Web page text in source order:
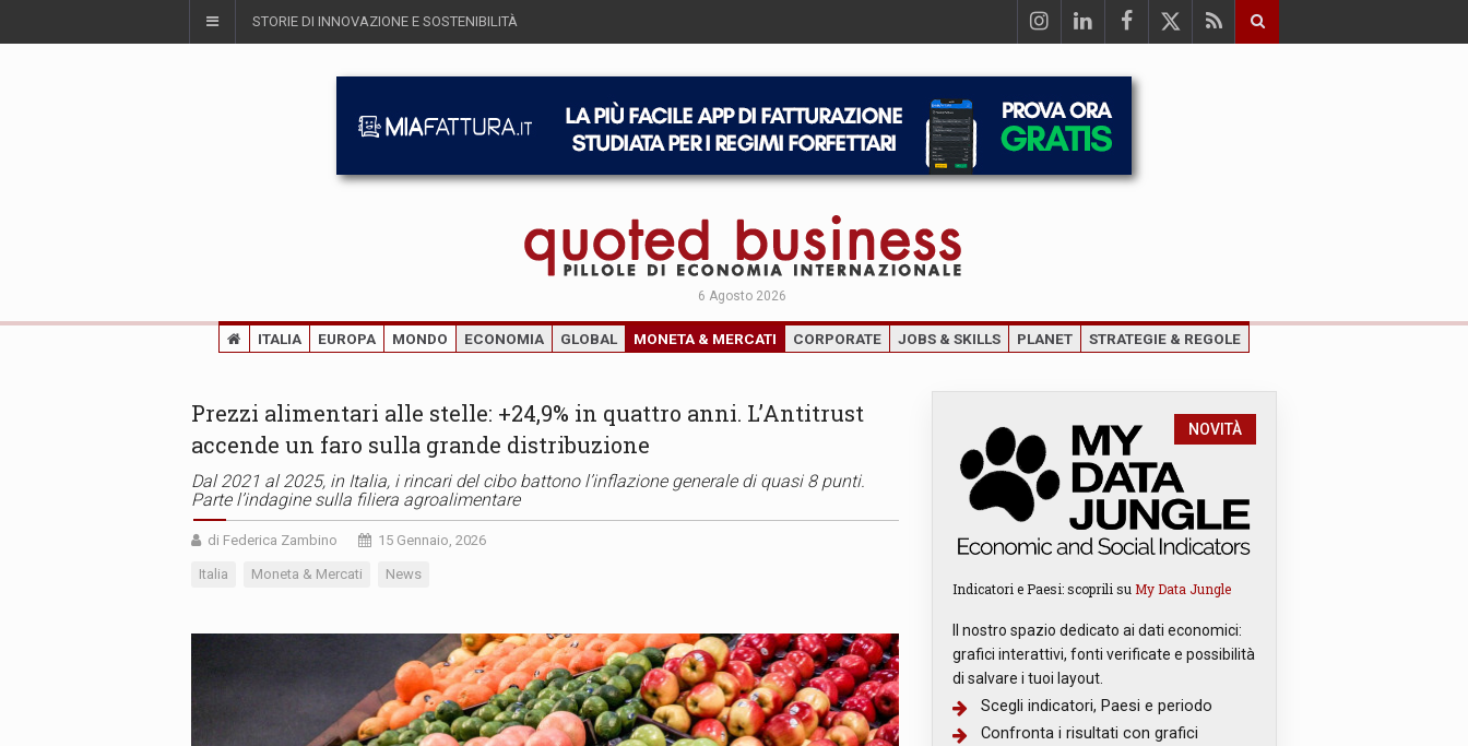
STORIE DI INNOVAZIONE E SOSTENIBILITÀ
6 Agosto 2026
ITALIA EUROPA MONDO ECONOMIA GLOBAL MONETA & MERCATI CORPORATE JOBS & SKILLS PLANET STRATEGIE & REGOLE
Prezzi alimentari alle stelle: +24,9% in quattro anni. L’Antitrust
accende un faro sulla grande distribuzione
Dal 2021 al 2025, in Italia, i rincari del cibo battono l’inflazione generale di quasi 8 punti.
Parte l’indagine sulla filiera agroalimentare
di Federica Zambino 15 Gennaio, 2026
Italia Moneta & Mercati News
NOVITÀ
Indicatori e Paesi: scoprili su My Data Jungle
Il nostro spazio dedicato ai dati economici:
grafici interattivi, fonti verificate e possibilità
di salvare i tuoi layout.
Scegli indicatori, Paesi e periodo
Confronta i risultati con grafici